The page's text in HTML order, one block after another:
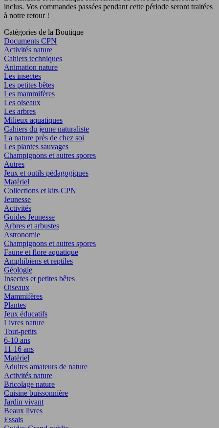
inclus. Vos commandes passées pendant cette période seront traitées
à notre retour !
Catégories de la Boutique
Documents CPN
Activités nature
Cahiers techniques
Animation nature
Les insectes
Les petites bêtes
Les mammifères
Les oiseaux
Les arbres
Milieux aquatiques
Cahiers du jeune naturaliste
La nature près de chez soi
Les plantes sauvages
Champignons et autres spores
Autres
Jeux et outils pédagogiques
Matériel
Collections et kits CPN
Jeunesse
Activités
Guides Jeunesse
Arbres et arbustes
Astronomie
Champignons et autres spores
Faune et flore aquatique
Amphibiens et reptiles
Géologie
Insectes et petites bêtes
Oiseaux
Mammifères
Plantes
Jeux éducatifs
Livres nature
Tout-petits
6-10 ans
11-16 ans
Matériel
Adultes amateurs de nature
Activités nature
Bricolage nature
Cuisine buissonnière
Jardin vivant
Beaux livres
Essais